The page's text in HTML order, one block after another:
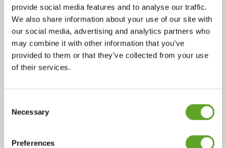
provide social media features and to analyse our traffic.
We also share information about your use of our site with
our social media, advertising and analytics partners who
may combine it with other information that you’ve
provided to them or that they’ve collected from your use
of their services.
Selection
Necessary
PreferencesSpecifieke kennis van oudere